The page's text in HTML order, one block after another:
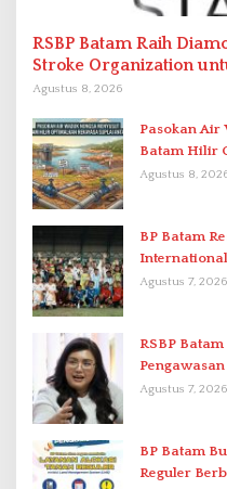
RSBP Batam Raih
Stroke Organization
Berstandar Internasional
Agustus 8, 2026
Pasokan Air
Batam Hilir
Antar-IPAM
Agustus 8,
BP Batam
di Stadion
Agustus 7, 2026
RSBP
Kefarmasian
Agustus 7, 2026
BP Batam
Reguler